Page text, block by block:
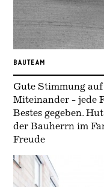
BAUTEAM
Gute Stimmung
Miteinander - jede
Bestes gegeben.
der Bauherrn im
Freude